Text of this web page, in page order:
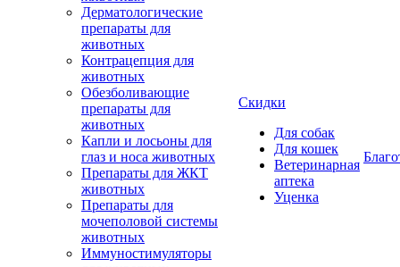
Дерматологические
препараты для
животных
Контрацепция для
животных
Обезболивающие
препараты для
животных
Капли и лосьоны для
глаз и носа животных
Препараты для ЖКТ
животных
Препараты для
мочеполовой системы
животных
Иммуностимуляторы
Скидки
Для собак
Для кошек
Ветеринарная
аптека
Уценка